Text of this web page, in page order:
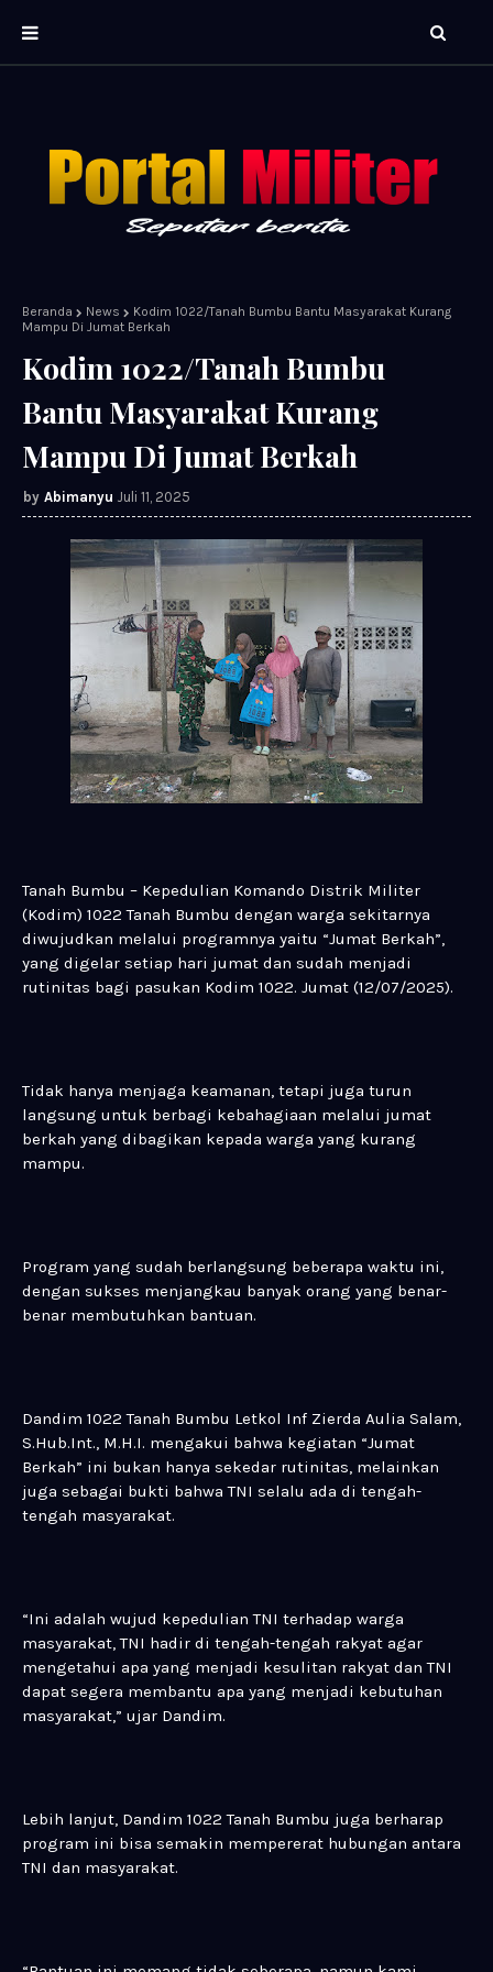
Beranda News
Kodim 1022/Tanah Bumbu Bantu Masyarakat Kurang
Mampu Di Jumat Berkah
Kodim 1022/Tanah Bumbu
Bantu Masyarakat Kurang
Mampu Di Jumat Berkah
Abimanyu Juli 11, 2025
Tanah Bumbu – Kepedulian Komando Distrik Militer
(Kodim) 1022 Tanah Bumbu dengan warga sekitarnya
diwujudkan melalui programnya yaitu “Jumat Berkah”,
yang digelar setiap hari jumat dan sudah menjadi
rutinitas bagi pasukan Kodim 1022. Jumat (12/07/2025).
Tidak hanya menjaga keamanan, tetapi juga turun
langsung untuk berbagi kebahagiaan melalui jumat
berkah yang dibagikan kepada warga yang kurang
mampu.
Program yang sudah berlangsung beberapa waktu ini,
dengan sukses menjangkau banyak orang yang benar-
benar membutuhkan bantuan.
Dandim 1022 Tanah Bumbu Letkol Inf Zierda Aulia Salam,
S.Hub.Int., M.H.I. mengakui bahwa kegiatan “Jumat
Berkah” ini bukan hanya sekedar rutinitas, melainkan
juga sebagai bukti bahwa TNI selalu ada di tengah-
tengah masyarakat.
“Ini adalah wujud kepedulian TNI terhadap warga
masyarakat, TNI hadir di tengah-tengah rakyat agar
mengetahui apa yang menjadi kesulitan rakyat dan TNI
dapat segera membantu apa yang menjadi kebutuhan
masyarakat,” ujar Dandim.
Lebih lanjut, Dandim 1022 Tanah Bumbu juga berharap
program ini bisa semakin mempererat hubungan antara
TNI dan masyarakat.